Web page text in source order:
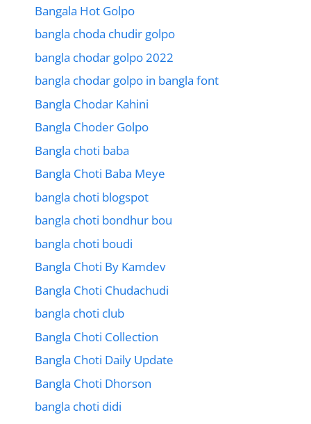
Bangala Hot Golpo
bangla choda chudir golpo
bangla chodar golpo 2022
bangla chodar golpo in bangla font
Bangla Chodar Kahini
Bangla Choder Golpo
Bangla choti baba
Bangla Choti Baba Meye
bangla choti blogspot
bangla choti bondhur bou
bangla choti boudi
Bangla Choti By Kamdev
Bangla Choti Chudachudi
bangla choti club
Bangla Choti Collection
Bangla Choti Daily Update
Bangla Choti Dhorson
bangla choti didi